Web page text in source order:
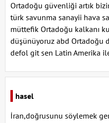
Ortadoğu güvenliği artık
türk savunma sanayii hava
müttefik Ortadoğu kalkanı
düşünüyoruz abd Ortadoğu
defol git sen Latin Amerika
hasel
İran,doğrusunu söylemek